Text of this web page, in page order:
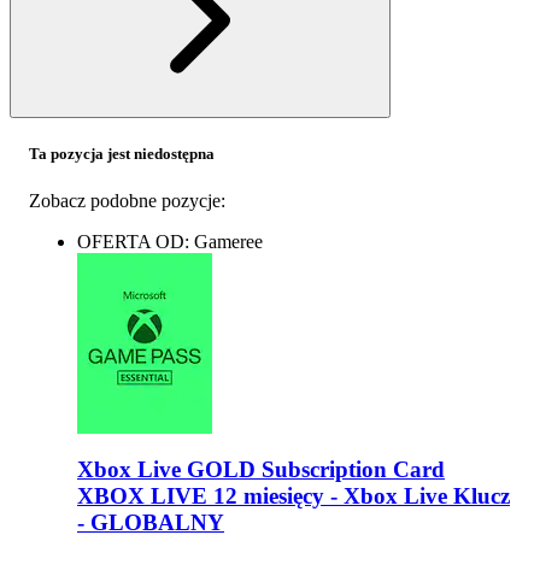
Ta pozycja jest niedostępna
Zobacz podobne pozycje:
OFERTA OD: Gameree
Xbox Live GOLD Subscription Card
XBOX LIVE 12 miesięcy - Xbox Live Klucz
- GLOBALNY